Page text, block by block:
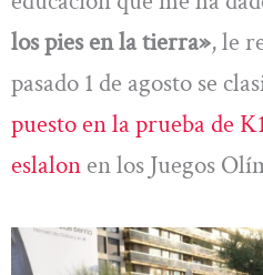
los pies en la tierra», le
pasado 1 de agosto se
puesto en la prueba de
eslalon en los Juegos